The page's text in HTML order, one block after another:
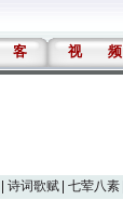
客 视 频
诗词歌赋 七荤八素